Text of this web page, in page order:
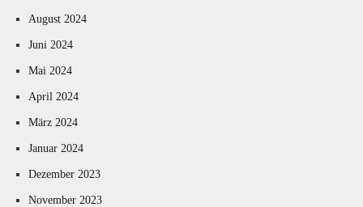
August 2024
Juni 2024
Mai 2024
April 2024
März 2024
Januar 2024
Dezember 2023
November 2023